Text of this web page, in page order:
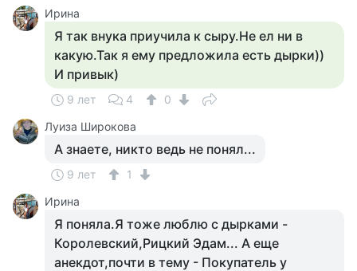
Ирина
Я так внука приучила к сыру.Не ел ни в
какую.Так я ему предложила есть дырки))
И привык)
9 лет 4
0
Луиза Широкова
А знаете, никто ведь не понял...
9 лет
1
Ирина
Я поняла.Я тоже люблю с дырками -
Королевский,Рицкий Эдам... А еще
анекдот,почти в тему - Покупатель у